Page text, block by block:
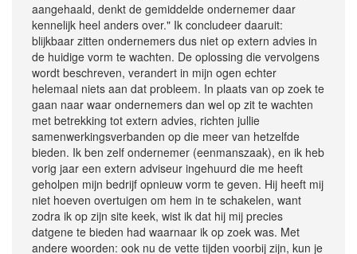
aangehaald, denkt de gemiddelde ondernemer daar
kennelijk heel anders over." Ik concludeer daaruit:
blijkbaar zitten ondernemers dus niet op extern advies in
de huidige vorm te wachten. De oplossing die vervolgens
wordt beschreven, verandert in mijn ogen echter
helemaal niets aan dat probleem. In plaats van op zoek te
gaan naar waar ondernemers dan wel op zit te wachten
met betrekking tot extern advies, richten jullie
samenwerkingsverbanden op die meer van hetzelfde
bieden. Ik ben zelf ondernemer (eenmanszaak), en ik heb
vorig jaar een extern adviseur ingehuurd die me heeft
geholpen mijn bedrijf opnieuw vorm te geven. Hij heeft mij
niet hoeven overtuigen om hem in te schakelen, want
zodra ik op zijn site keek, wist ik dat hij mij precies
datgene te bieden had waarnaar ik op zoek was. Met
andere woorden: ook nu de vette tijden voorbij zijn, kun je